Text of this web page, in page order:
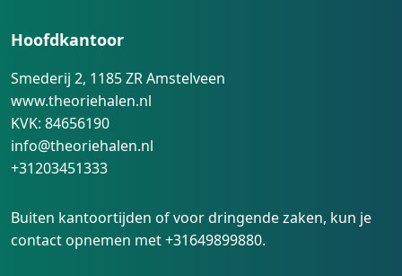
Hoofdkantoor
Smederij 2, 1185 ZR Amstelveen
www.theoriehalen.nl
KVK: 84656190
info@theoriehalen.nl
+31203451333
Buiten kantoortijden of voor dringende zaken, kun je
contact opnemen met+31649899880.